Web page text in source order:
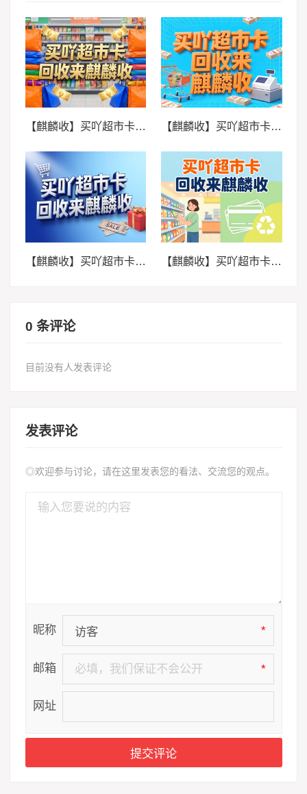
【麒麟收】买吖超市卡回收：理性处理闲置资产的生活智慧 【麒麟收】买吖超市卡回收：闲置卡券的实用处理指南
【麒麟收】买吖超市卡回收新思路：理性消费视角下的卡券管理 【麒麟收】买吖超市卡回收实用指南：闲置卡券的正确处理方式
0 条评论
目前没有人发表评论
发表评论
◎欢迎参与讨论，请在这里发表您的看法、交流您的观点。
昵称 *
邮箱 *
网址